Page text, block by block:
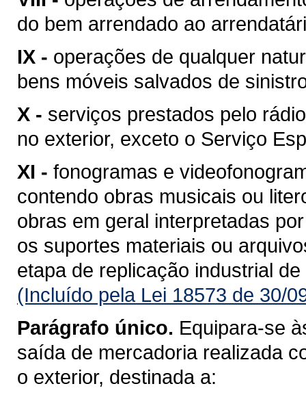
do bem arrendado ao
IX - operações de qualquer
bens móveis salvados de
X - serviços prestados pelo
no exterior, exceto o Serviço
XI - fonogramas e
contendo obras musicais ou
obras em geral interpretadas
os suportes materiais ou
etapa de replicação industrial
(Incluído pela Lei 18573 de 30/
Parágrafo único. Equipara-se
saída de mercadoria realizada
o exterior, destinada a: